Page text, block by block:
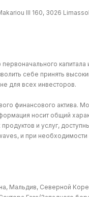
lll 160, 3026
капитала
себе принять
для всех инвесторов.
финансового актива.
носит общий
и услуг,
и при необходимости
Мальдив, Северной